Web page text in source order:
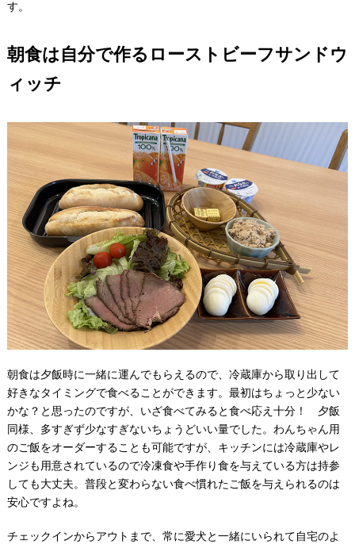
す。
朝食は自分で作るローストビーフサンドウ
ィッチ
朝食は夕飯時に一緒に運んでもらえるので、冷蔵庫から取り出して
好きなタイミングで食べることができます。最初はちょっと少ない
かな？と思ったのですが、いざ食べてみると食べ応え十分！ 夕飯
同様、多すぎず少なすぎないちょうどいい量でした。わんちゃん用
のご飯をオーダーすることも可能ですが、キッチンには冷蔵庫やレ
ンジも用意されているので冷凍食や手作り食を与えている方は持参
しても大丈夫。普段と変わらない食べ慣れたご飯を与えられるのは
安心ですよね。
チェックインからアウトまで、常に愛犬と一緒にいられて自宅のよ